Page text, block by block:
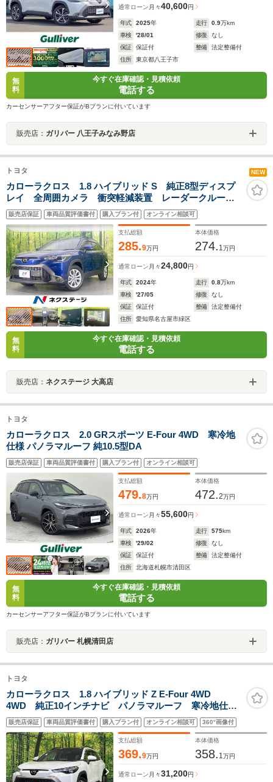
通常ローン 月々40,600円
年式 2025年 走行 0.9万km
車検
'28/01 修復
なし
保証
保証付 整備
法定整備付
住所
東京都八王子市
無
料
今すぐ在庫確認・見積依頼
電話する
カーセンサーアフター保証がBプランに付いています
販売店： ガリバー 八王子みなみ野店
トヨタ NEW
カローラクロス 1.8 ハイブリッド S 純正8型ディスプ
レイ 全周囲カメラ 衝突軽減装置 レーダークルー
ズ 禁煙車 ドラレコ コーナーセンサー スマートキ
ー LEDヘッド ETC2.0 純正17インチアルミ オート
ハイビーム 車線逸脱警報
販売店保証 車両品質評価書付 購入プラン付 オンライン相談可
支払総額
285.9万円
本体価格
274. 1万円
通常ローン 月々24,800円
年式 2024年 走行 0.8万km
車検
'27/05 修復
なし
保証
保証付 整備
法定整備付
住所
愛知県名古屋市緑区
無
料
今すぐ在庫確認・見積依頼
電話する
販売店： ネクステージ 大高店
トヨタ
カローラクロス 2.0 GRスポーツ E-Four 4WD 寒冷地
仕様 パノラマルーフ 純10.5型DA
販売店保証 車両品質評価書付 購入プラン付 オンライン相談可
支払総額
479.8万円
本体価格
472.2万円
通常ローン 月々55,600円
年式 2026年 走行 575km
車検
'29/02 修復
なし
保証
保証付 整備
法定整備付
住所
北海道札幌市清田区
無
料
今すぐ在庫確認・見積依頼
電話する
カーセンサーアフター保証がBプランに付いています
販売店： ガリバー 札幌清田店
トヨタ
カローラクロス 1.8 ハイブリッド Z E-Four 4WD
4WD 純正10インチナビ パノラマルーフ 寒冷地仕
様 AC100V 全周囲カメラ 衝突軽減システム レーダ
ークルーズ シートヒーター パワーバックドア パワ
ーシート ドラレコ ETC 禁煙車
販売店保証 車両品質評価書付 購入プラン付 オンライン相談可 360°画像付
支払総額
369.9万円
本体価格
358. 1万円
通常ローン 月々31,200円